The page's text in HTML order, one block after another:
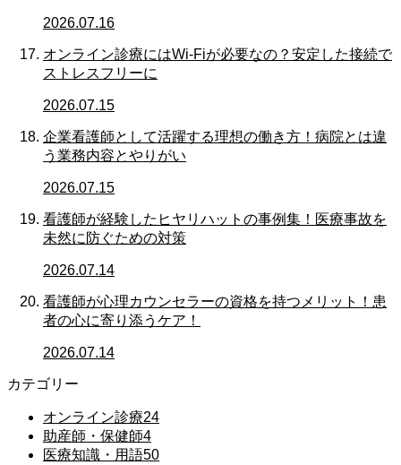
2026.07.16
オンライン診療にはWi-Fiが必要なの？安定した接続で
ストレスフリーに
2026.07.15
企業看護師として活躍する理想の働き方！病院とは違
う業務内容とやりがい
2026.07.15
看護師が経験したヒヤリハットの事例集！医療事故を
未然に防ぐための対策
2026.07.14
看護師が心理カウンセラーの資格を持つメリット！患
者の心に寄り添うケア！
2026.07.14
カテゴリー
オンライン診療24
助産師・保健師4
医療知識・用語50